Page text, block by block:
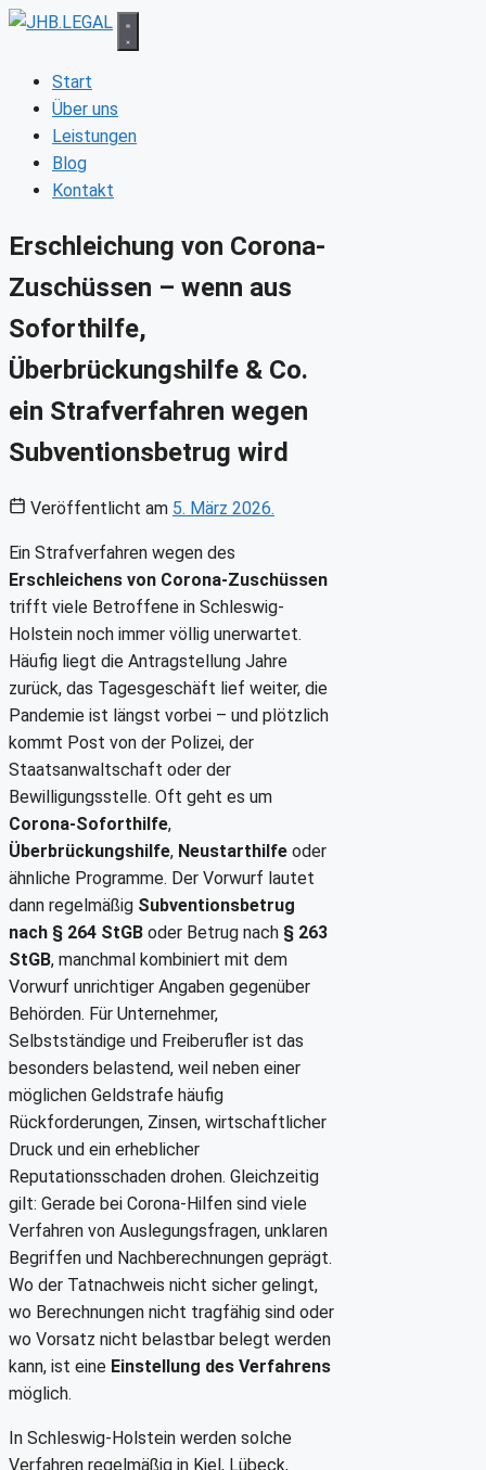
Zum
springenStart
Über uns
Leistungen
Blog
Kontakt
Erschleichung von Corona-
Zuschüssen – wenn aus
Soforthilfe,
Überbrückungshilfe & Co.
ein Strafverfahren wegen
Subventionsbetrug wird
Veröffentlicht am 5. März 2026.
Ein Strafverfahren wegen des
Erschleichens von Corona-Zuschüssen
trifft viele Betroffene in Schleswig-
Holstein noch immer völlig unerwartet.
Häufig liegt die Antragstellung Jahre
zurück, das Tagesgeschäft lief weiter, die
Pandemie ist längst vorbei – und plötzlich
kommt Post von der Polizei, der
Staatsanwaltschaft oder der
Bewilligungsstelle. Oft geht es um
Corona-Soforthilfe,
Überbrückungshilfe, Neustarthilfe oder
ähnliche Programme. Der Vorwurf lautet
dann regelmäßig Subventionsbetrug
nach § 264 StGB oder Betrug nach § 263
StGB, manchmal kombiniert mit dem
Vorwurf unrichtiger Angaben gegenüber
Behörden. Für Unternehmer,
Selbstständige und Freiberufler ist das
besonders belastend, weil neben einer
möglichen Geldstrafe häufig
Rückforderungen, Zinsen, wirtschaftlicher
Druck und ein erheblicher
Reputationsschaden drohen. Gleichzeitig
gilt: Gerade bei Corona-Hilfen sind viele
Verfahren von Auslegungsfragen, unklaren
Begriffen und Nachberechnungen geprägt.
Wo der Tatnachweis nicht sicher gelingt,
wo Berechnungen nicht tragfähig sind oder
wo Vorsatz nicht belastbar belegt werden
kann, ist eine Einstellung des Verfahrens
möglich.
In Schleswig-Holstein werden solche
Verfahren regelmäßig in Kiel, Lübeck,